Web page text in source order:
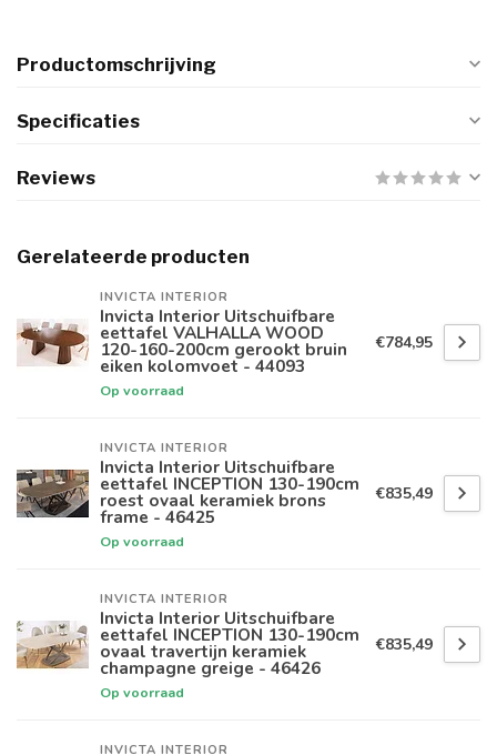
Productomschrijving
Specificaties
Reviews
Gerelateerde producten
INVICTA INTERIOR
Invicta Interior Uitschuifbare
eettafel VALHALLA WOOD
120-160-200cm gerookt bruin
eiken kolomvoet - 44093
Op voorraad
€784,95
INVICTA INTERIOR
Invicta Interior Uitschuifbare
eettafel INCEPTION 130-190cm
roest ovaal keramiek brons
frame - 46425
Op voorraad
€835,49
INVICTA INTERIOR
Invicta Interior Uitschuifbare
eettafel INCEPTION 130-190cm
ovaal travertijn keramiek
champagne greige - 46426
Op voorraad
€835,49
INVICTA INTERIOR